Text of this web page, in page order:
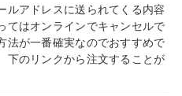
ルアドレスに送られてくる内容
てはオンラインでキャンセルで
法が一番確実なのでおすすめで
下のリンクから注文することが